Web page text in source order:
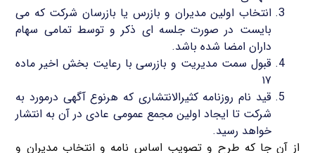
انتخاب اولین مدیران و بازرس یا بازرسان شرکت که می
بایست در صورت جلسه ای ذکر و توسط تمامی سهام
داران امضا شده باشد.
قبول سمت مدیریت و بازرسی با رعایت بخش اخیر ماده
۱۷
قید نام روزنامه کثیرالانتشاری که هرنوع آگهی درمورد به
شرکت تا ایجاد اولین مجمع عمومی عادی در آن به انتشار
خواهد رسید.
از آن جا که طرح و تصویب اساس نامه و انتخاب مدیران و